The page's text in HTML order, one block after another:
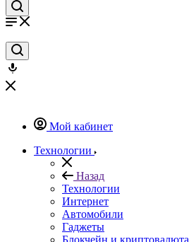
Мой кабинет
Технологии
Назад
Технологии
Интернет
Автомобили
Гаджеты
Блокчейн и криптовалюта